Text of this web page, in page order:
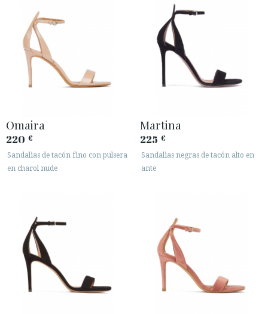
PAÍS: БЪЛГАРИЯ / BULGARY
· ATENCIÓN AL CLIENTE
· ENVÍOS
· CAMBIOS Y DEVOLUCIONES
· POLÍTICA DE PRIVACIDAD
     
Omaira
220 €
Sandalias de tacón fino con pulsera
en charol nude
Martina
225 €
Sandalias negras de tacón alto en
ante